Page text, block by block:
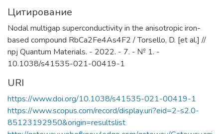
Цитирование
Nodal multigap superconductivity in the anisotropic iron-
based compound RbCa2Fe4As4F2 / Torsello, D. [et al.] //
npj Quantum Materials. - 2022. - 7. - № 1. -
10.1038/s41535-021-00419-1
URI
https://www.doi.org/10.1038/s41535-021-00419-1
https://www.scopus.com/record/display.uri?eid=2-s2.0-
85123192950&origin=resultslist